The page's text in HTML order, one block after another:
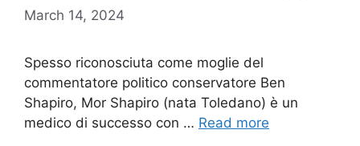
March 14, 2024
Spesso riconosciuta come moglie del
commentatore politico conservatore Ben
Shapiro, Mor Shapiro (nata Toledano) è un
medico di successo con … Read more